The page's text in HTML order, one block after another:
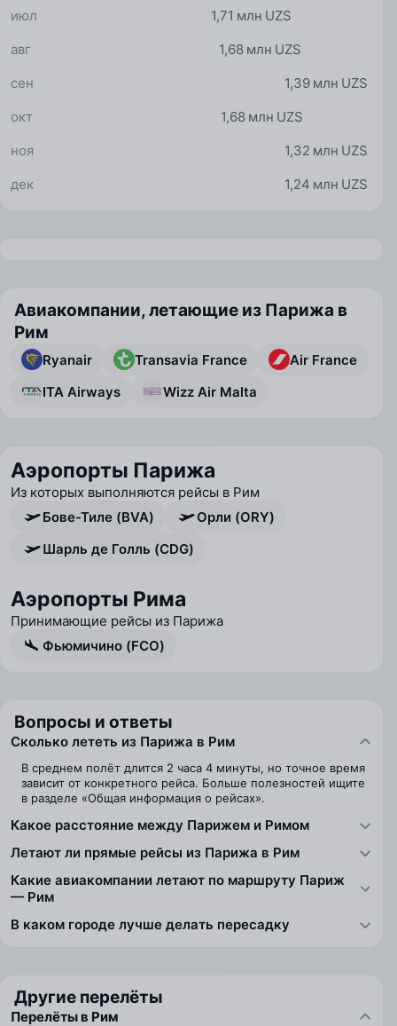
1,71 млн UZS
июл
1,68 млн UZS
авг
1,39 млн UZS
сен
1,68 млн UZS
окт
1,32 млн UZS
ноя
1,24 млн UZS
дек
Авиакомпании, летающие из Парижа в
Рим
Ryanair Transavia France
Air France
ITA Airways
Wizz Air Malta
Аэропорты Парижа
Из которых выполняются рейсы в Рим
Бове-Тиле (BVA)
Орли (ORY)
Шарль де Голль (CDG)
Аэропорты Рима
Принимающие рейсы из Парижа
Фьюмичино (FCO)
Вопросы и ответы
Сколько лететь из Парижа в Рим
В среднем полёт длится 2 часа 4 минуты, но точное время
зависит от конкретного рейса. Больше полезностей ищите
в разделе «Общая информация о рейсах».
Какое расстояние между Парижем и Римом
Летают ли прямые рейсы из Парижа в Рим
Какие авиакомпании летают по маршруту Париж
— Рим
В каком городе лучше делать пересадку
Другие перелёты
Перелёты в Рим